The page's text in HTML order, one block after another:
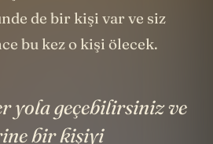
olacaksınız. Ancak
de bir kişi var ve siz
yola geçebilirsiniz ve